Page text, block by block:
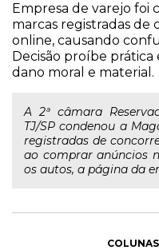
Empresa de varejo foi
marcas registradas
online, causando
Decisão proíbe
dano moral e material.
A 2ª câmara
TJ/SP condenou a
registradas de
ao comprar anúncios
os autos, a página da